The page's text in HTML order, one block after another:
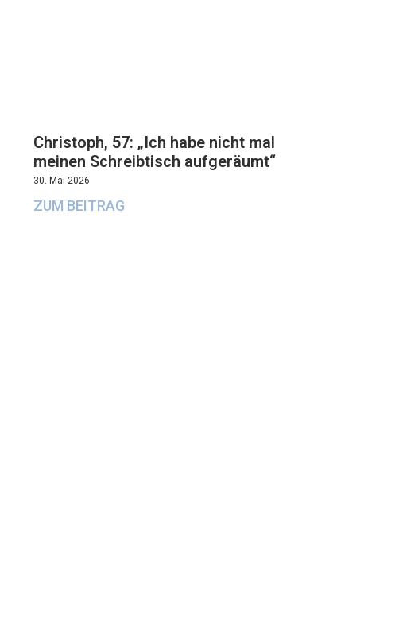
Christoph, 57: „Ich habe nicht mal
meinen Schreibtisch aufgeräumt“
30. Mai 2026
ZUM BEITRAG